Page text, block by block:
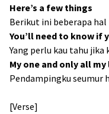
Here’s a few things
Berikut ini beberapa hal
You’ll need to know if
Yang perlu kau tahu jika
My one and only all
Pendampingku seumur
[Verse]